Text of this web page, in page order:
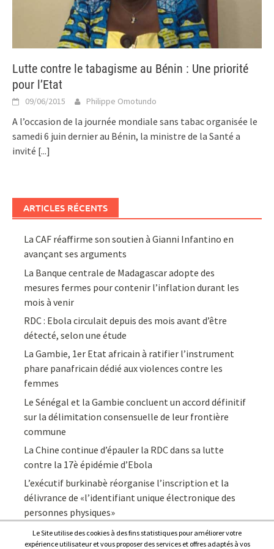
Lutte contre le tabagisme au Bénin : Une priorité
pour l’Etat
09/06/2015 Philippe Omotundo
A l’occasion de la journée mondiale sans tabac organisée le
samedi 6 juin dernier au Bénin, la ministre de la Santé a
invité [...]
ARTICLES RÉCENTS
La CAF réaffirme son soutien à Gianni Infantino en
avançant ses arguments
La Banque centrale de Madagascar adopte des
mesures fermes pour contenir l’inflation durant les
mois à venir
RDC : Ebola circulait depuis des mois avant d’être
détecté, selon une étude
La Gambie, 1er Etat africain à ratifier l’instrument
phare panafricain dédié aux violences contre les
femmes
Le Sénégal et la Gambie concluent un accord définitif
sur la délimitation consensuelle de leur frontière
commune
La Chine continue d’épauler la RDC dans sa lutte
contre la 17è épidémie d’Ebola
L’exécutif burkinabè réorganise l’inscription et la
délivrance de «l’identifiant unique électronique des
personnes physiques»
Le Site utilise des cookies à des fins statistiques pour améliorer votre
expérience utilisateur et vous proposer des services et offres adaptés à vos